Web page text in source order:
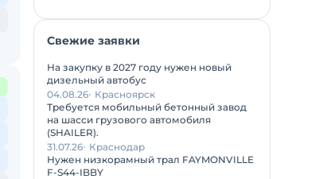
Свежие заявки
На закупку в 2027 году нужен новый
дизельный автобус
04.08.26 Красноярск
Требуется мобильный бетонный завод
на шасси грузового автомобиля
(SHAILER).
31.07.26 Краснодар
Нужен низкорамный трал FAYMONVILLE
F-S44-IBBY